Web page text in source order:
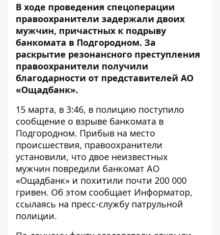
В ходе проведения спецоперации
правоохранители задержали двоих
мужчин, причастных к подрыву
банкомата в Подгородном. За
раскрытие резонансного преступления
правоохранители получили
благодарности от представителей АО
«Ощадбанк».
15 марта, в 3:46, в полицию поступило
сообщение о взрыве банкомата в
Подгородном. Прибыв на место
происшествия, правоохранители
установили, что двое неизвестных
мужчин повредили банкомат АО
«Ощадбанк» и похитили почти 200 000
гривен. Об этом сообщает Информатор,
ссылаясь на пресс-службу патрульной
полиции.